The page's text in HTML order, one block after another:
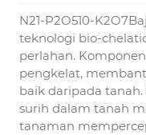
N21-P2O510-
teknologi bio-
perlahan.
pengkelat,
baik daripada
surih dalam tanah
tanaman